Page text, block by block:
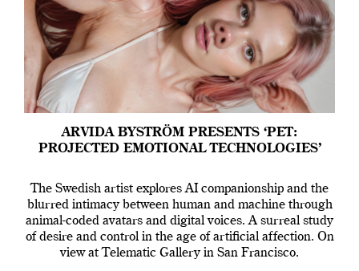
ARVIDA BYSTRÖM PRESENTS ‘PET:
PROJECTED EMOTIONAL TECHNOLOGIES’
The Swedish artist explores AI companionship and the
blurred intimacy between human and machine through
animal-coded avatars and digital voices. A surreal study
of desire and control in the age of artificial affection. On
view at Telematic Gallery in San Francisco.